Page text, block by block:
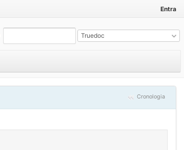
Entra
Truedoc
Cronologia